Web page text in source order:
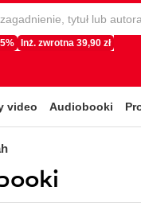
Inż. zwrotna 39,90 zł
video Audiobooki